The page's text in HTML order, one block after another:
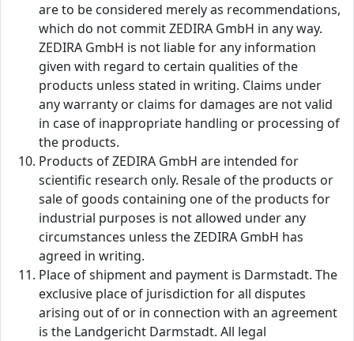
are to be considered merely as recommendations,
which do not commit ZEDIRA GmbH in any way.
ZEDIRA GmbH is not liable for any information
given with regard to certain qualities of the
products unless stated in writing. Claims under
any warranty or claims for damages are not valid
in case of inappropriate handling or processing of
the products.
Products of ZEDIRA GmbH are intended for
scientific research only. Resale of the products or
sale of goods containing one of the products for
industrial purposes is not allowed under any
circumstances unless the ZEDIRA GmbH has
agreed in writing.
Place of shipment and payment is Darmstadt. The
exclusive place of jurisdiction for all disputes
arising out of or in connection with an agreement
is the Landgericht Darmstadt. All legal